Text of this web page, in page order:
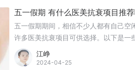
五一假期 有什么医美抗衰项目推
五一假期期间，相信不少人都有自己
许多医美抗衰项目可供选择。以下是一
江峥
2024-04-25